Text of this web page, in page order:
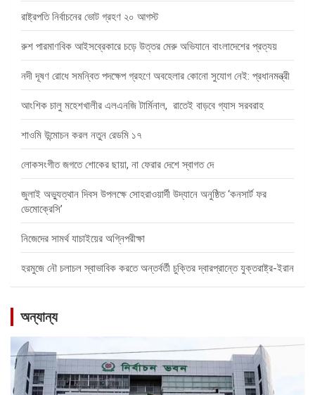
রাষ্ট্রপতি নির্বাচনের ভোট গ্রহণ ২০ আগস্ট
রুশ পারমাণবিক আইসব্রেকারে চড়ে উত্তর মেরু অভিযানে বাংলাদেশের প্রত্যয়
নদী দূষণ রোধে সমন্বিত পদক্ষেপ গ্রহণে অবহেলার কোনো সুযোগ নেই: প্রধানমন্ত্রী
আংশিক চালু মহেশখালীর এলএনজি টার্মিনাল, রাতেই বাড়বে গ্যাস সরবরাহ
শাওমি উন্মোচন করল নতুন রেডমি ১৭
লোকসংগীত জগতে শোকের ছায়া, না ফেরার দেশে স্বাগত দে
জুলাই অভ্যুত্থান দিবস উপলক্ষে সোহরাওয়ার্দী উদ্যানে অনুষ্ঠিত ‘কনসার্ট ফর
ডেমোক্রেসি’
নিজেদের সামর্থ যাচাইয়ের অগ্নিপরীক্ষা
হরমুজে নৌ চলাচল স্বাভাবিক করতে অন্তর্বর্তী চুক্তির দ্বারপ্রান্তে যুক্তরাষ্ট্র-ইরান
অন্যান্য